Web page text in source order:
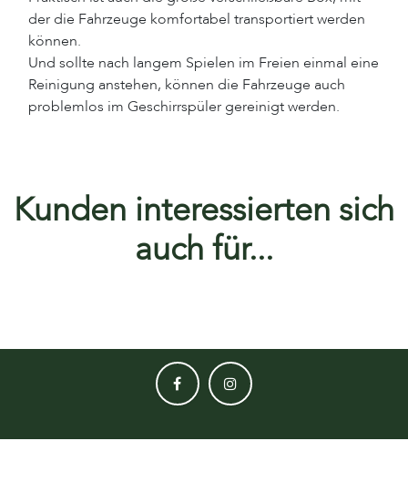
der die Fahrzeuge komfortabel transportiert werden
können.
Und sollte nach langem Spielen im Freien einmal eine
Reinigung anstehen, können die Fahrzeuge auch
problemlos im Geschirrspüler gereinigt werden.
Kunden interessierten sich
auch für...